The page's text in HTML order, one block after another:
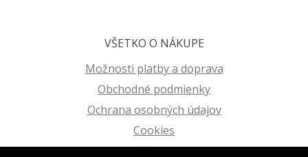
VŠETKO O NÁKUPE
Možnosti platby a doprava
Obchodné podmienky
Ochrana osobných údajov
Cookies
Reklamačný poriadok